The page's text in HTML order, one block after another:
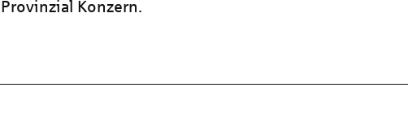
Provinzial Konzern.